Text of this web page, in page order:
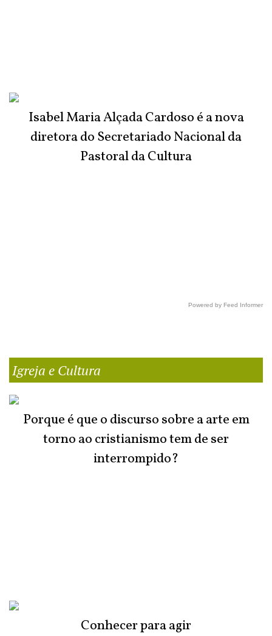
Isabel Maria Alçada Cardoso é a nova
diretora do Secretariado Nacional da
Pastoral da Cultura
Powered by Feed Informer
Igreja e Cultura
Porque é que o discurso sobre a arte em
torno ao cristianismo tem de ser
interrompido?
Conhecer para agir